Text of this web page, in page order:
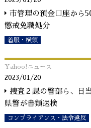
市管理の預金口座から
懲戒免職処分
着服・横領
Yahoo!ニュース
2023/01/20
捜査２課の警部ら、日
県警が書類送検
コンプライアンス・法令違反